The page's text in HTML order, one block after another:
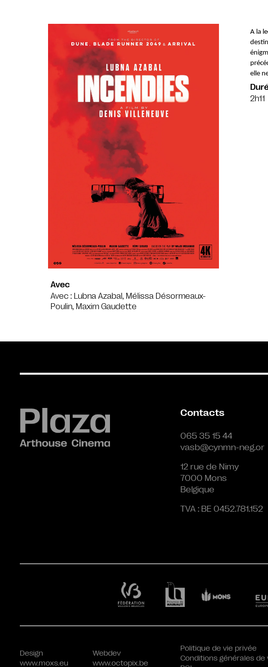
Avec
Avec : Lubna Azabal, Mélissa Désormeaux-
Poulin, Maxim Gaudette
A la
elle
2h11
Contacts
065 35 15 44
vasb@cynmn-neg.or
12 rue de Nimy
7000 Mons
Belgique
TVA : BE 0452.781.152
Design
www.moxs.eu
Webdev
www.octopix.be
Politique de vie privée
Conditions générales de